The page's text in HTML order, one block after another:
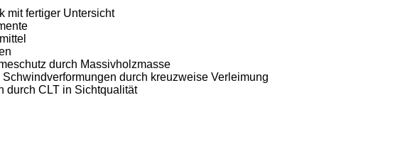
mit fertiger Untersicht
durch Massivholzmasse
durch kreuzweise Verleimung
durch CLT in Sichtqualität